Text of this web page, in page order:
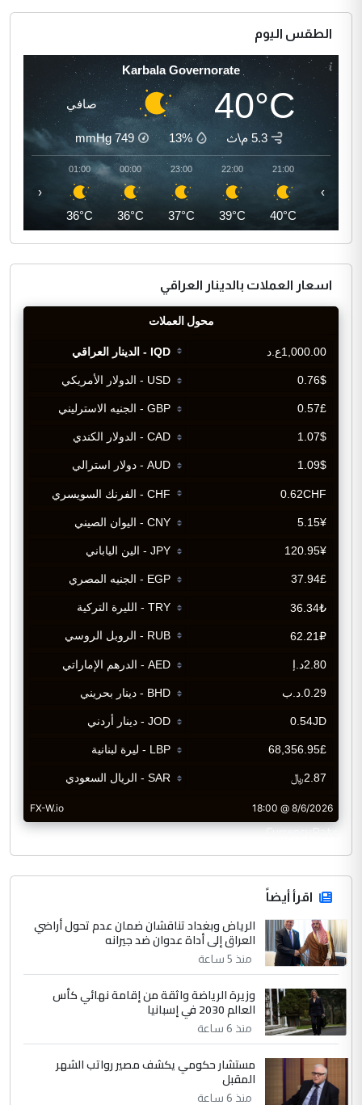
الطقس اليوم
Karbala Governorate
40°C صافي
5.3 م\ث 13%
749
mmHg
21:00
40°C
22:00
39°C
23:00
37°C
00:00
36°C
01:00
36°C
‹ ›
اسعار العملات بالدينار العراقي
CurrencyRate
اقرأ أيضاً
الرياض وبغداد تناقشان ضمان عدم تحول أراضي
العراق إلى أداة عدوان ضد جيرانه
منذ 5 ساعة
وزيرة الرياضة واثقة من إقامة نهائي كأس
العالم 2030 في إسبانيا
منذ 6 ساعة
مستشار حكومي يكشف مصير رواتب الشهر
المقبل
منذ 6 ساعة